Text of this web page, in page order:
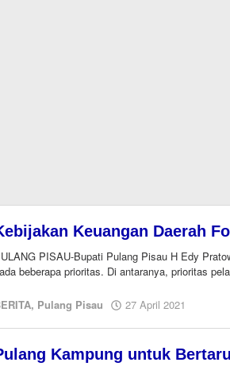
Keuangan Daerah
PISAU-Bupati Pulang Pisau H Edy
beberapa prioritas. Di antaranya, prioritas
, Pulang Pisau 27 April 2021
Kampung untuk